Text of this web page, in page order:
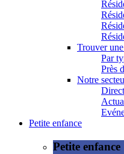
Trouver
Par
Près
Notre
Petite enfance
Petite enfance